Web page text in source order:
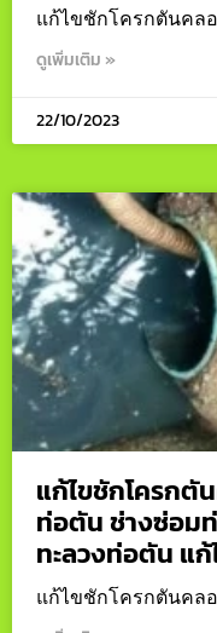
แก้ไขชักโครกตันคล
ดูเพิ่มเติม »
22/10/2023
แก้ไขชักโครกตั
ท่อตัน ช่างซ่อม
ทะลวงท่อตัน แ
แก้ไขชักโครกตันคล